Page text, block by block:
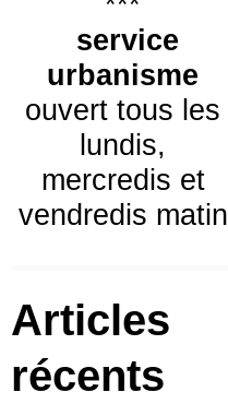
service
urbanisme
ouvert tous les
lundis,
mercredis et
vendredis matin
Articles
récents